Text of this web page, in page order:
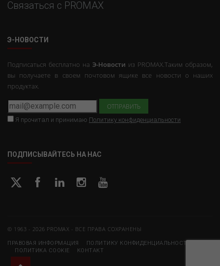
Связаться с PROMAX
Э-НОВОСТИ
Подписаться бесплатно на Э-Новости из PROMAX.Таким образом,
вы получаете в своем почтовом ящике все новости о наших
продуктах.
Я прочитал и принимаю Политику конфиденциальности
ПОДПИСЫВАЙТЕСЬ НА НАС
© 1963 - 2026 PROMAX - ВСЕ ПРАВА СОХРАНЕНЫ
ПРАВОВАЯ ИНФОРМАЦИЯ
ПОЛИТИКУ КОНФИДЕНЦИАЛЬНОСТИ
ПОЛИТИКА COOKIE
КОНТАКТ